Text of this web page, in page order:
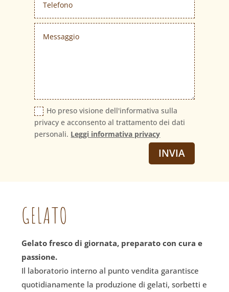
Ho preso visione dell'informativa sulla
privacy e acconsento al trattamento dei dati
personali. Leggi informativa privacy
INVIA
GELATO
Gelato fresco di giornata, preparato con cura e
passione.
Il laboratorio interno al punto vendita garantisce
quotidianamente la produzione di gelati, sorbetti e